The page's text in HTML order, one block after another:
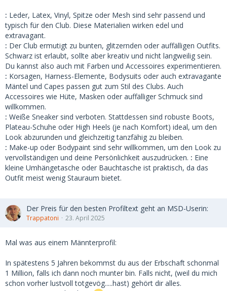
: Leder, Latex, Vinyl, Spitze oder Mesh sind sehr passend und
typisch für den Club. Diese Materialien wirken edel und
extravagant.
: Der Club ermutigt zu bunten, glitzernden oder auffälligen Outfits.
Schwarz ist erlaubt, sollte aber kreativ und nicht langweilig sein.
Du kannst also auch mit Farben und Accessoires experimentieren.
: Korsagen, Harness-Elemente, Bodysuits oder auch extravagante
Mäntel und Capes passen gut zum Stil des Clubs. Auch
Accessoires wie Hüte, Masken oder auffälliger Schmuck sind
willkommen.
: Weiße Sneaker sind verboten. Stattdessen sind robuste Boots,
Plateau-Schuhe oder High Heels (je nach Komfort) ideal, um den
Look abzurunden und gleichzeitig tanzfähig zu bleiben.
: Make-up oder Bodypaint sind sehr willkommen, um den Look zu
vervollständigen und deine Persönlichkeit auszudrücken. : Eine
kleine Umhängetasche oder Bauchtasche ist praktisch, da das
Outfit meist wenig Stauraum bietet.
Der Preis für den besten Profiltext geht an MSD-Userin:
Trappatoni 23. April 2025
Mal was aus einem Männterprofil:
In spätestens 5 Jahren bekommst du aus der Erbschaft schonmal
1 Million, falls ich dann noch munter bin. Falls nicht, (weil du mich
schon vorher lustvoll totgevög.....hast) gehört dir alles.